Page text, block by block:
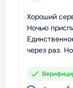
Хороший
Ночью
через раз.